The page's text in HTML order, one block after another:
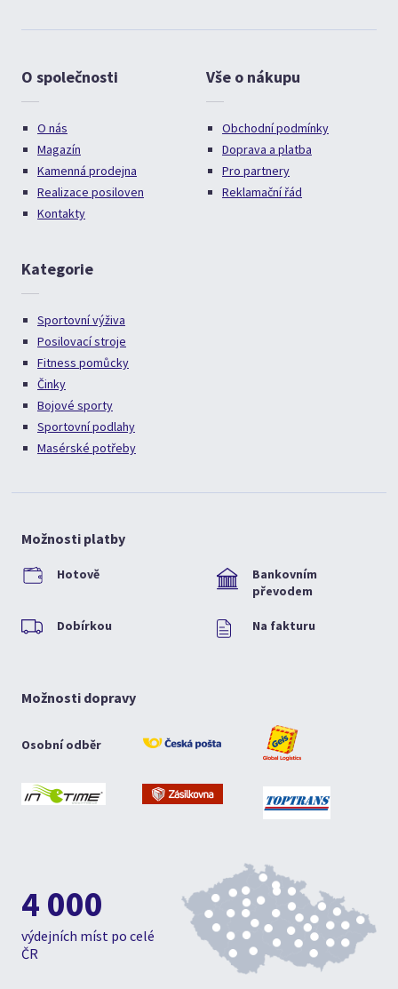
O společnosti
O nás
Magazín
Kamenná prodejna
Realizace posiloven
Kontakty
Vše o nákupu
Obchodní podmínky
Doprava a platba
Pro partnery
Reklamační řád
Kategorie
Sportovní výživa
Posilovací stroje
Fitness pomůcky
Činky
Bojové sporty
Sportovní podlahy
Masérské potřeby
Možnosti platby
Hotově
Bankovním
převodem
Dobírkou Na fakturu
Možnosti dopravy
Osobní odběr
4 000
výdejních míst po celé
ČR